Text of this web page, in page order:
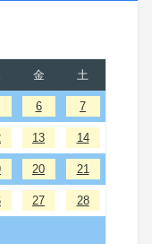
金 土
6 7
13 14
20 21
27 28